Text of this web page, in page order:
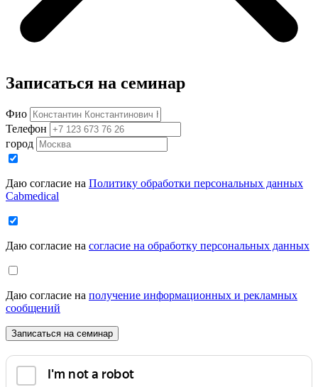
Записаться на семинар
Фио
Телефон
город
Даю согласие на Политику обработки персональных данных
Cabmedical
Даю согласие на согласие на обработку персональных данных
Даю согласие на получение информационных и рекламных
сообщений
Записаться на семинар